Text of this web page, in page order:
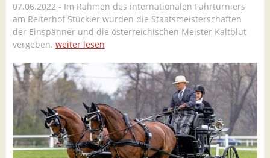
07.06.2022 - Im Rahmen des internationalen Fahrturniers
am Reiterhof Stückler wurden die Staatsmeisterschaften
der Einspänner und die österreichischen Meister Kaltblut
vergeben. weiter lesen